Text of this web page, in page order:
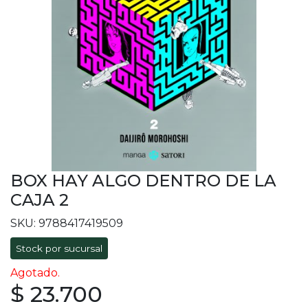
BOX HAY ALGO DENTRO DE LA
CAJA 2
SKU: 9788417419509
Stock por sucursal
Agotado.
$ 23.700